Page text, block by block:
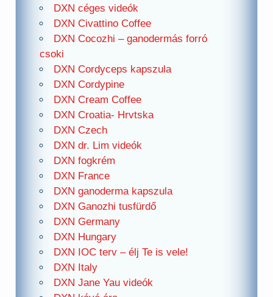
DXN céges videók
DXN Civattino Coffee
DXN Cocozhi – ganodermás forró
csoki
DXN Cordyceps kapszula
DXN Cordypine
DXN Cream Coffee
DXN Croatia- Hrvtska
DXN Czech
DXN dr. Lim videók
DXN fogkrém
DXN France
DXN ganoderma kapszula
DXN Ganozhi tusfürdő
DXN Germany
DXN Hungary
DXN IOC terv – élj Te is vele!
DXN Italy
DXN Jane Yau videók